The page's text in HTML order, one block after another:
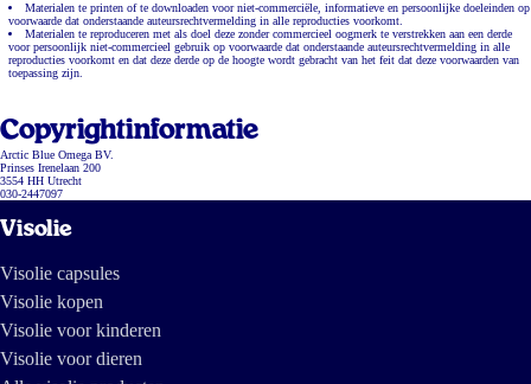
Materialen te printen of te downloaden voor niet-commerciële, informatieve en persoonlijke doeleinden op
voorwaarde dat onderstaande auteursrechtvermelding in alle reproducties voorkomt.
Materialen te reproduceren met als doel deze zonder commercieel oogmerk te verstrekken aan een derde
voor persoonlijk niet-commercieel gebruik op voorwaarde dat onderstaande auteursrechtvermelding in alle
reproducties voorkomt en dat deze derde op de hoogte wordt gebracht van het feit dat deze voorwaarden van
toepassing zijn.
Copyrightinformatie
Arctic Blue Omega BV.
Prinses Irenelaan 200
3554 HH Utrecht
030-2447097
Visolie
Visolie capsules
Visolie kopen
Visolie voor kinderen
Visolie voor dieren